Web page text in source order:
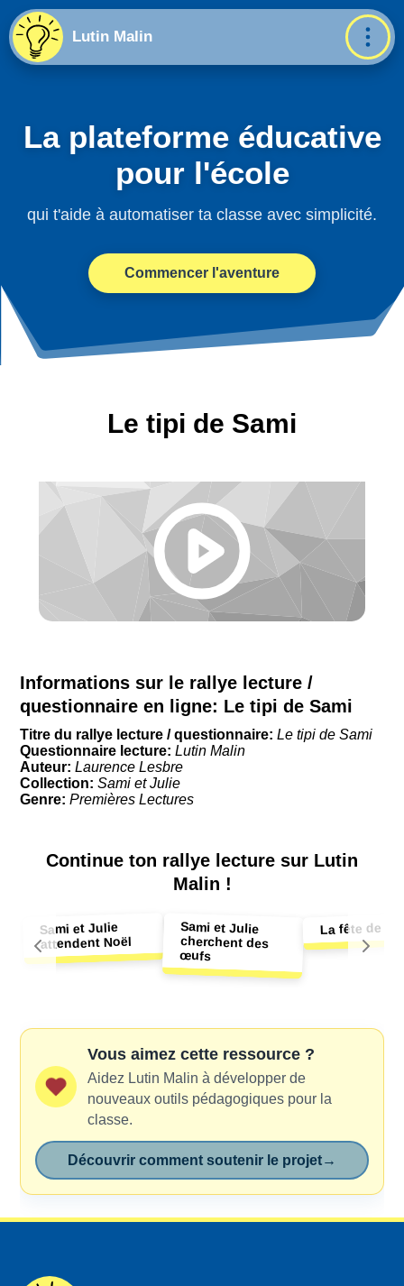
Lutin Malin
La plateforme éducative
pour l'école
qui t'aide à automatiser ta classe avec simplicité.
Commencer l'aventure
Le tipi de Sami
Informations sur le rallye lecture /
questionnaire en ligne: Le tipi de Sami
Titre du rallye lecture / questionnaire:Le tipi de Sami
Questionnaire lecture:Lutin Malin
Auteur:Laurence Lesbre
Collection:Sami et Julie
Genre:Premières Lectures
Continue ton rallye lecture sur Lutin
Malin !
Sami et Julie
attendent Noël
Sami et Julie
cherchent des
œufs
La fête de
Vous aimez cette ressource ?
Aidez Lutin Malin à développer de
nouveaux outils pédagogiques pour la
classe.
Découvrir comment soutenir le projet→